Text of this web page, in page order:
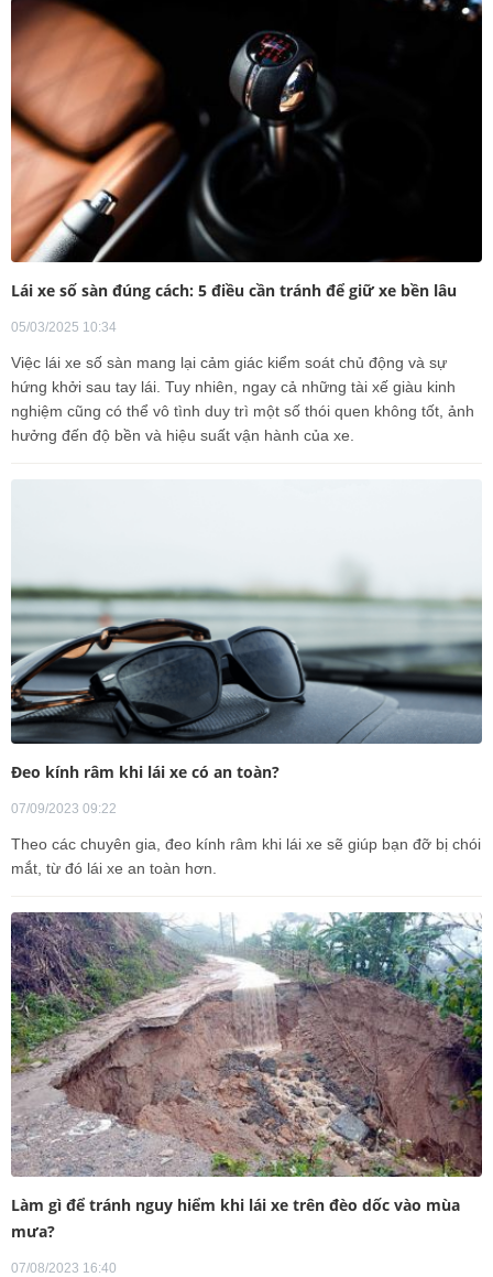
Lái xe số sàn đúng cách: 5 điều cần tránh để giữ xe bền lâu
05/03/2025 10:34
Việc lái xe số sàn mang lại cảm giác kiểm soát chủ động và sự
hứng khởi sau tay lái. Tuy nhiên, ngay cả những tài xế giàu kinh
nghiệm cũng có thể vô tình duy trì một số thói quen không tốt, ảnh
hưởng đến độ bền và hiệu suất vận hành của xe.
Đeo kính râm khi lái xe có an toàn?
07/09/2023 09:22
Theo các chuyên gia, đeo kính râm khi lái xe sẽ giúp bạn đỡ bị chói
mắt, từ đó lái xe an toàn hơn.
Làm gì để tránh nguy hiểm khi lái xe trên đèo dốc vào mùa
mưa?
07/08/2023 16:40